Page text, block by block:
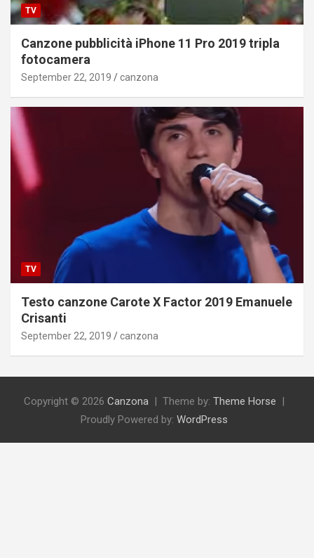
TV
Canzone pubblicità iPhone 11 Pro 2019 tripla
fotocamera
September 22, 2019 canzona
TV
Testo canzone Carote X Factor 2019 Emanuele
Crisanti
September 22, 2019 canzona
Copyright © 2026 Canzona Theme by: Theme Horse
Proudly Powered by: WordPress